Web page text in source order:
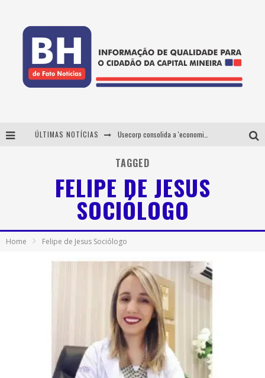
ÚLTIMAS NOTÍCIAS
De BH para o mundo: conheça a stylist mineira por trás de turnês e campanhas globais
TAGGED
FELIPE DE JESUS
SOCIÓLOGO
Home Felipe de Jesus Sociólogo